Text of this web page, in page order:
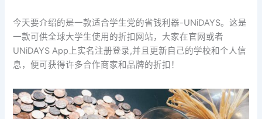
今天要介绍的是一款适合学生党的省钱利器-UNiDAYS。这是
一款可供全球大学生使用的折扣网站，大家在官网或者
UNiDAYS App上实名注册登录,并且更新自己的学校和个人信
息，便可获得许多合作商家和品牌的折扣！